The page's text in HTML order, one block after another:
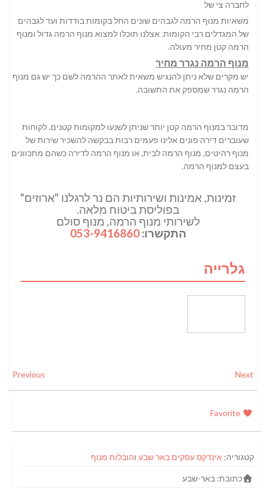
לחברה צי של
משאיות מנוף הרמה לגבהים שונים החל בקומות בודדות ועד לגבהים
של המגדלים רבי הקומות. אצלנו תוכלו למצוא מנוף הרמה גדול ומנוף
הרמה קטן מחיר מעולה.
מנוף הרמה נגרר מחיר
יש מקרים שלא ניתן להנגיש משאית לאתר ההרמה לשם כך יש גם מנוף
הרמה נגרר שמספק את התשובה.
מדובר במנוף הרמה קטן יותר שניתן לשנעו למקומות קטנים. לקוחות
שעוברים דירה פונים אלינו פעמים רבות בבקשה להשכיר שירות של
מנוף רהיטים, מנוף הרמה לבית, או מנוף הרמה לדירה כשהם מתכוונים
בעצם למנוף הרמה.
זמינות, אמינות ושירותיות הם נר לרגלנו "ארוזים"
בפוליסת ביטוח מלאה.
לשירותי מנוף הרמה, מנוף סולם
התקשרו:053-9416860
גלרייה
Previous Next
Favorite
קטגוריה: אינדקס עסקים באר שבעוהובלות מנוף
כתובת: באר-שבע